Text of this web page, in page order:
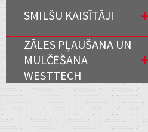
SMILŠU KAISĪTĀJI
ZĀLES PĻAUŠANA UN
MULČĒŠANA
WESTTECH